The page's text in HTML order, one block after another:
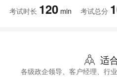
考试时长 120 min 考试总分
适
各级政企领导、客户经理、行